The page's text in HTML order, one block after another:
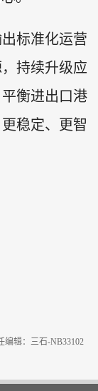
标准化运营
持续升级应
衡进出口港
稳定、更智
编辑：三石-NB33102